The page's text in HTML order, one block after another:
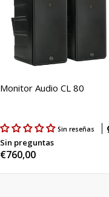
Monitor Audio CL 80
Sin reseñas
Sin preguntas
Precio
€760,00